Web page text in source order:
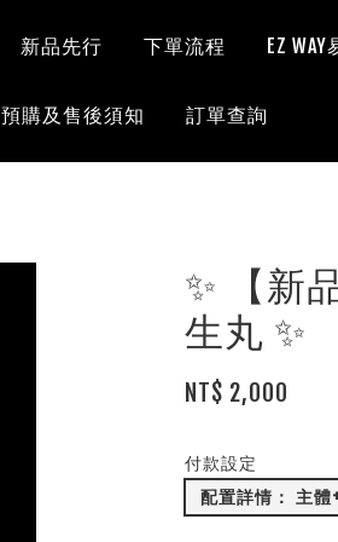
新品先行 下單流程 EZ
預購及售後須知 訂單查詢
✨ 【新
生丸 ✨
NT$ 2,000
付款設定
配置詳情： 主體